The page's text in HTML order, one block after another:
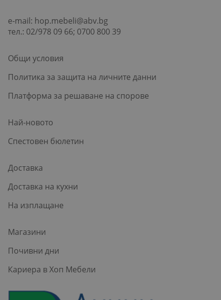
e-mail: hop.mebeli@abv.bg
тел.: 02/978 09 66; 0700 800 39
Общи условия
Политика за защита на личните данни
Платформа за решаване на спорове
Най-новото
Спестовен бюлетин
Доставка
Доставка на кухни
На изплащане
Магазини
Почивни дни
Кариера в Хоп Мебели